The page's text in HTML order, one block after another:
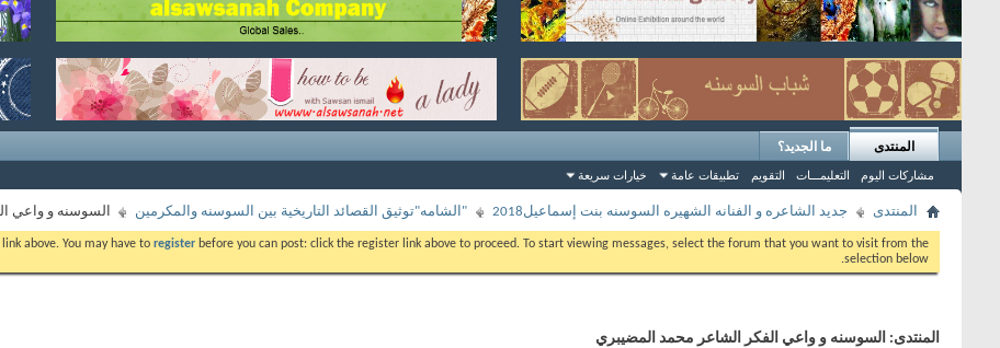
المنتدى
مشاركات اليوم التعليمـــات التقويم تطبيقات عامة خيارات سريعة
ما الجديد؟
المنتدى جديد الشاعره و الفنانه الشهيره السوسنه بنت إسماعيل2018 "الشامه"توثيق القصائد التاريخية بين السوسنه والمكرمين السوسنه و واعي
above. You may have to register before you can post: click the register link above to proceed. To start viewing messages, select the forum that you want to visit from the
selection below.
المنتدى: السوسنه و واعي الفكر الشاعر محمد المضيبري